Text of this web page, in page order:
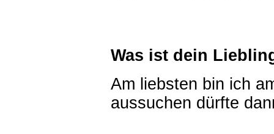
Was ist dein
Am liebsten bin ich
aussuchen dürfte